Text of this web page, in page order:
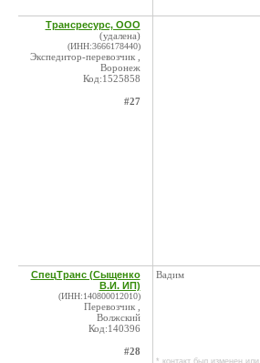
Трансресурс, ООО
(удалена)
(ИНН:3666178440)
Экспедитор-перевозчик ,
Воронеж
Код:1525858
#27
СпецТранс (Сыщенко
В.И. ИП)
(ИНН:140800012010)
Перевозчик ,
Волжский
Код:140396
#28
Вадим
* контакт был изменен или